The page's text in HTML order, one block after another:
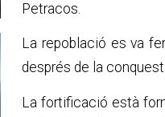
Petracos.
La repoblació es va
després de la
La fortificació està